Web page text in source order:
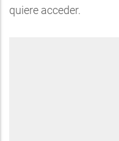
quiere acceder.